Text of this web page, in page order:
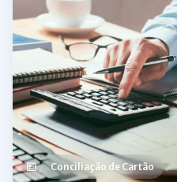
Conciliação de Cartão